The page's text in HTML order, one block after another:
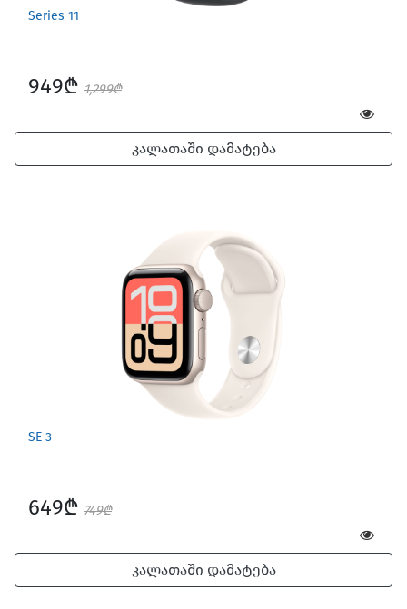
Series 11
949₾ 1,299₾
კალათაში დამატება
SE 3
649₾ 749₾
კალათაში დამატება